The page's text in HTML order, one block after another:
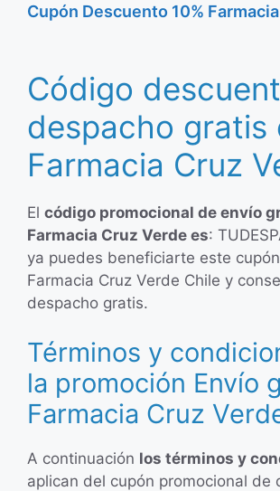
Cupón Descuento 10%
Código
despacho gratis
Farmacia Cruz
El código promocional de envío
Farmacia Cruz Verde es:
ya puedes beneficiarte este
Farmacia Cruz Verde Chile y
despacho gratis.
Términos y
la promoción Envío
Farmacia Cruz
A continuación los términos y
aplican del cupón promocional de